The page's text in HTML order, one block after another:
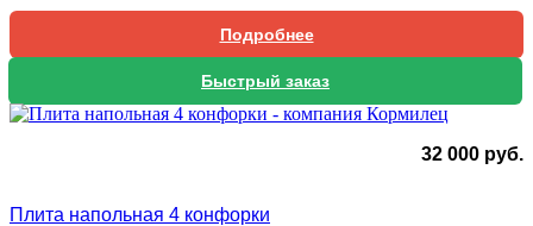
Подробнее
Быстрый заказ
32 000 руб.
Плита напольная 4 конфорки